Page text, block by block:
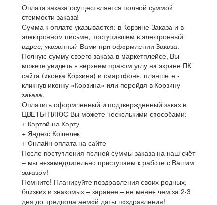
Оплата заказа осуществляется полной суммой
стоимости заказа!
Сумма к оплате указывается: в Корзине Заказа и в
электронном письме, поступившем в электронный
адрес, указанный Вами при оформлении Заказа.
Полную сумму своего заказа в маркетплейсе, Вы
можете увидеть в верхнем правом углу на экране ПК
сайта (иконка Корзина) и смартфоне, планшете -
кликнув иконку «Корзина» или перейдя в Корзину
заказа.
Оплатить оформленный и подтвержденный заказ в
ЦВЕТЫ ПЛЮС Вы можете несколькими способами:
+ Картой на Карту
+ Яндекс Кошелек
+ Онлайн оплата на сайте
После поступления полной суммы заказа на наш счёт
– мы незамедлительно приступаем к работе с Вашим
заказом!
Помните! Планируйте поздравления своих родных,
близких и знакомых – заранее – не менее чем за 2-3
дня до предполагаемой даты поздравления!